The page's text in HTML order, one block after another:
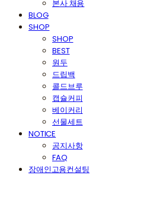
본사 채용
BLOG
SHOP
SHOP
BEST
원두
드립백
콜드브루
캡슐커피
베이커리
선물세트
NOTICE
공지사항
FAQ
장애인고용컨설팅